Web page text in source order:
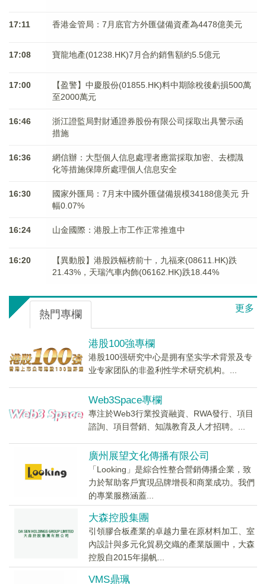
17:11 香港金管局：7月底官方外匯儲備資產為4478億美元
17:08 寶龍地產(01238.HK)7月合約銷售額約5.5億元
17:00
【盈警】中慶股份(01855.HK)料中期除稅後虧損500萬
至2000萬元
16:46
浙江證監局對財通證券股份有限公司採取出具警示函
措施
16:36
網信辦：大型個人信息處理者應當採取加密、去標識
化等措施保障所處理個人信息安全
16:30
國家外匯局：7月末中國外匯儲備規模34188億美元 升
幅0.07%
16:24 山金國際：港股上市工作正常推進中
16:20
【異動股】港股跌幅榜前十，九福來(08611.HK)跌
21.43%，天瑞汽車内飾(06162.HK)跌18.44%
更多
熱門專欄
港股100強專欄
港股100强研究中心是拥有坚实学术背景及专
业专家团队的非盈利性学术研究机构。...
Web3Space專欄
專注於Web3行業投資融資、RWA發行、項目
諮詢、項目營銷、知識教育及人才招聘。...
廣州展望文化傳播有限公司
「Looking」是綜合性整合營銷傳播企業，致
力於幫助客戶實現品牌增長和商業成功。我們
的專業服務涵蓋...
大森控股集團
引領膠合板產業的卓越力量在原材料加工、室
內設計與多元化貿易交織的產業版圖中，大森
控股自2015年揚帆...
VMS鼎珮